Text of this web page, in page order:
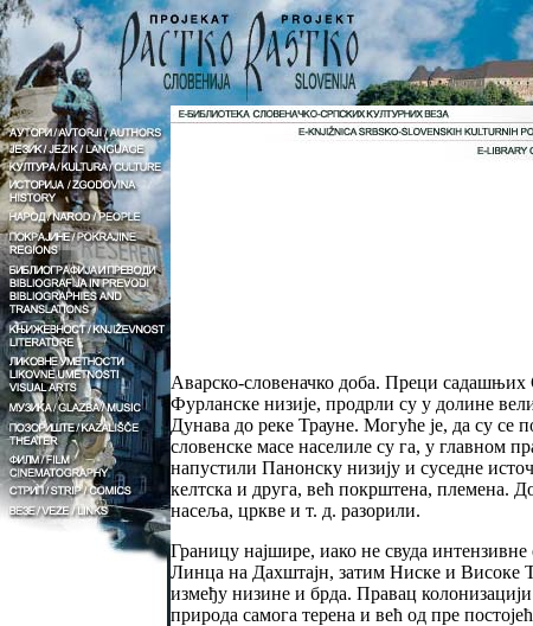
Аварско-словеначко доба. Преци садашњих
Фурланске низије, продрли су у долине
Дунава до реке Трауне. Могуће је, да су се
словенске масе населиле су га, у главном
напустили Панонску низију и суседне
келтска и друга, већ покрштена, племена.
насеља, цркве и т. д. разорили.
Границу најшире, иако не свуда
Линца на Дахштајн, затим Ниске и Високе
између низине и брда. Правац
природа самога терена и већ од пре